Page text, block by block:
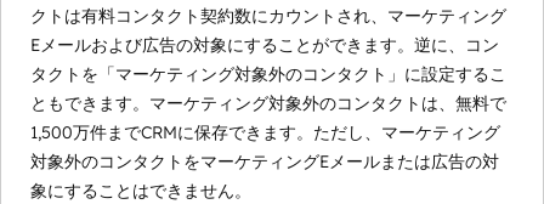
クトは有料コンタクト契約数にカウントされ、マーケティング
Eメールおよび広告の対象にすることができます。逆に、コン
タクトを「マーケティング対象外のコンタクト」に設定するこ
ともできます。マーケティング対象外のコンタクトは、無料で
1,500万件までCRMに保存できます。ただし、マーケティング
対象外のコンタクトをマーケティングEメールまたは広告の対
象にすることはできません。